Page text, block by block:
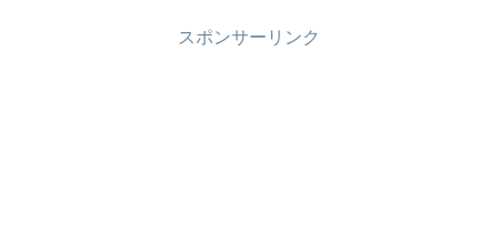
スポンサーリンク